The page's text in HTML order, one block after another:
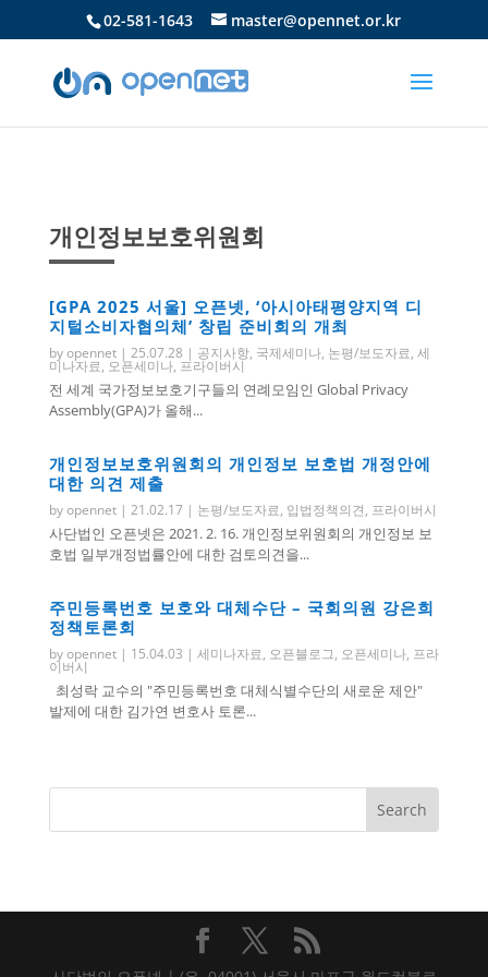
02-581-1643 master@opennet.or.kr
개인정보보호위원회
[GPA 2025 서울] 오픈넷, ‘아시아태평양지역 디
지털소비자협의체’ 창립 준비회의 개최
byopennet| 25.07.28 | 공지사항, 국제세미나, 논평/보도자료, 세
미나자료, 오픈세미나, 프라이버시
전 세계 국가정보보호기구들의 연례모임인 Global Privacy
Assembly(GPA)가 올해...
개인정보보호위원회의 개인정보 보호법 개정안에
대한 의견 제출
byopennet| 21.02.17| 논평/보도자료, 입법정책의견, 프라이버시
사단법인 오픈넷은 2021. 2. 16. 개인정보위원회의 개인정보 보
호법 일부개정법률안에 대한 검토의견을...
주민등록번호 보호와 대체수단 – 국회의원 강은희
정책토론회
byopennet| 15.04.03 | 세미나자료, 오픈블로그, 오픈세미나, 프라
이버시
최성락 교수의 "주민등록번호 대체식별수단의 새로운 제안"
발제에 대한 김가연 변호사 토론...